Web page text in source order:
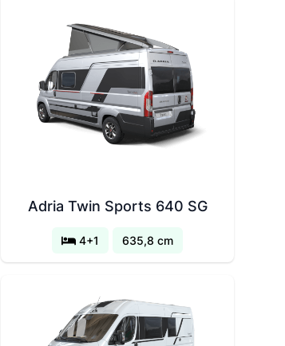
Adria Twin Sports 640 SG
4+1 635,8 cm